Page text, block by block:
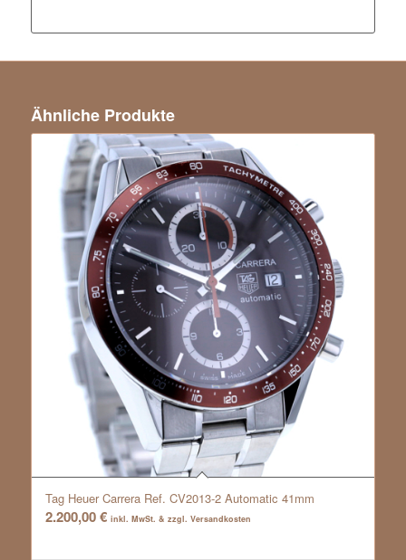
Ähnliche Produkte
Tag Heuer Carrera Ref. CV2013-2 Automatic 41mm
2.200,00€ inkl. MwSt. & zzgl. Versandkosten